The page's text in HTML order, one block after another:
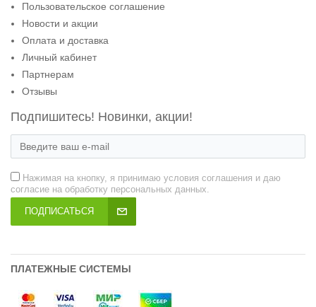
Пользовательское соглашение
Новости и акции
Оплата и доставка
Личный кабинет
Партнерам
Отзывы
Подпишитесь! Новинки, акции!
Нажимая на кнопку, я принимаю условия соглашения и даю
согласие на обработку персональных данных.
ПОДПИСАТЬСЯ
ПЛАТЕЖНЫЕ СИСТЕМЫ